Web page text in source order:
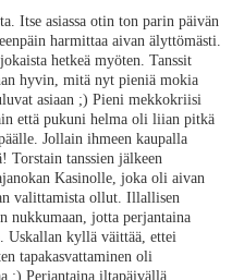
Itse asiassa otin ton parin päivän
harmittaa aivan älyttömästi.
hetkeä myöten. Tanssit
hyvin, mitä nyt pieniä mokia
asiaan ;) Pieni mekkokriisi
että pukuni helma oli liian pitkä
Jollain ihmeen kaupalla
Torstain tanssien jälkeen
Kasinolle, joka oli aivan
valittamista ollut. Illallisen
nukkumaan, jotta perjantaina
Uskallan kyllä väittää, ettei
tapakasvattaminen oli
;) Perjantaina iltapäivällä